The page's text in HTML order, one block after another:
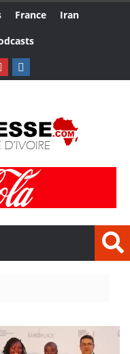
France
Iran
Réforme